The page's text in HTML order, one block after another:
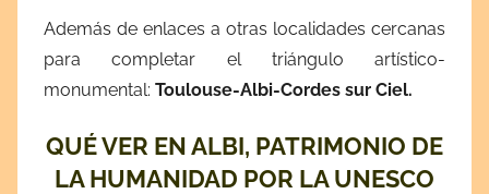
l
m
a
o
Además de enlaces a otras localidades cercanas
para completar el triángulo artístico-
monumental: Toulouse-Albi-Cordes sur Ciel.
QUÉ VER EN ALBI, PATRIMONIO DE
LA HUMANIDAD POR LA UNESCO